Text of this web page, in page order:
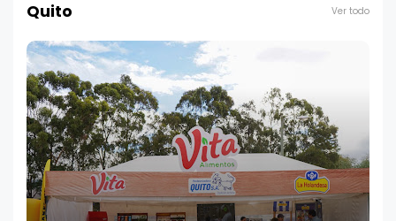
Quito Ver todo